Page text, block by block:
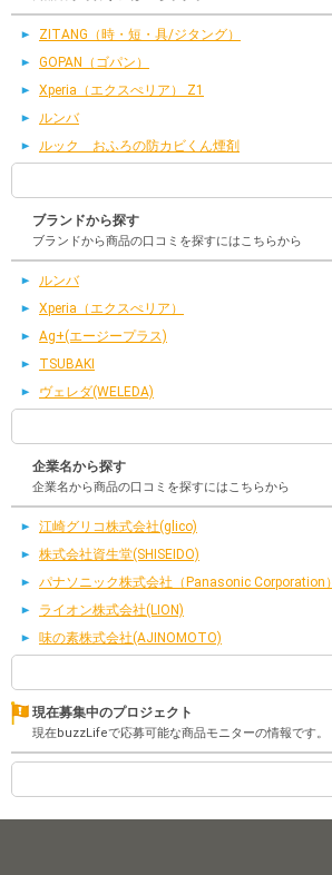
ZITANG（時・短・具/ジタング）
GOPAN（ゴパン）
Xperia（エクスぺリア） Z1
ルンバ
ルック おふろの防カビくん煙剤
ブランドから探す
ブランドから商品の口コミを探すにはこちらから
ルンバ
Xperia（エクスぺリア）
Ag+(エージープラス)
TSUBAKI
ヴェレダ(WELEDA)
企業名から探す
企業名から商品の口コミを探すにはこちらから
江崎グリコ株式会社(glico)
株式会社資生堂(SHISEIDO)
パナソニック株式会社（Panasonic Corporation）
ライオン株式会社(LION)
味の素株式会社(AJINOMOTO)
現在募集中のプロジェクト
現在buzzLifeで応募可能な商品モニターの情報です。